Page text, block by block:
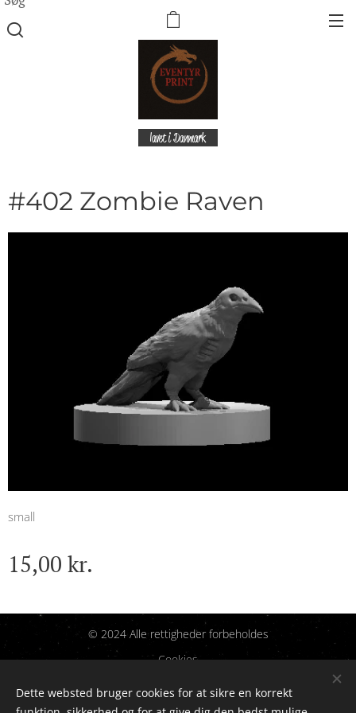
lavet i Danmark
#402 Zombie Raven
small
15,00 kr.
© 2024 Alle rettigheder forbeholdes
Cookies
Sprog
Dette websted bruger cookies for at sikre en korrekt